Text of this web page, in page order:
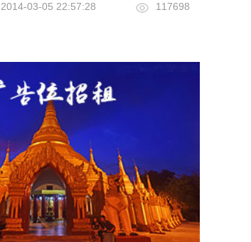
2014-03-05 22:57:28 117698